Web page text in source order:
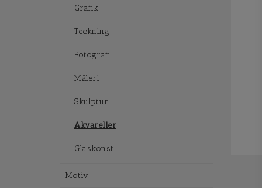
Grafik
Teckning
Fotografi
Måleri
Skulptur
Akvareller
Glaskonst
Motiv